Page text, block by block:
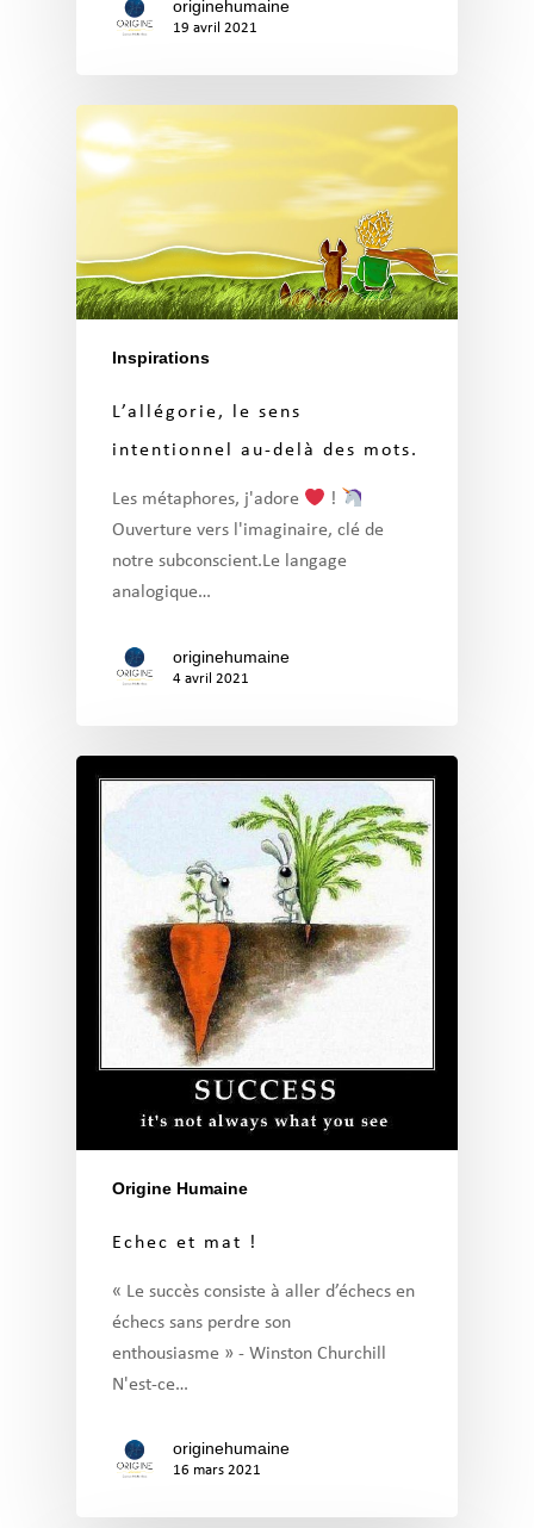
originehumaine
19 avril 2021
Inspirations
L’allégorie, le sens
intentionnel au-delà des mots.
Les métaphores, j'adore
!
Ouverture vers l'imaginaire, clé de
notre subconscient.Le langage
analogique…
originehumaine
4 avril 2021
Origine Humaine
Echec et mat !
« Le succès consiste à aller d’échecs en
échecs sans perdre son
enthousiasme » - Winston Churchill
N'est-ce…
originehumaine
16 mars 2021